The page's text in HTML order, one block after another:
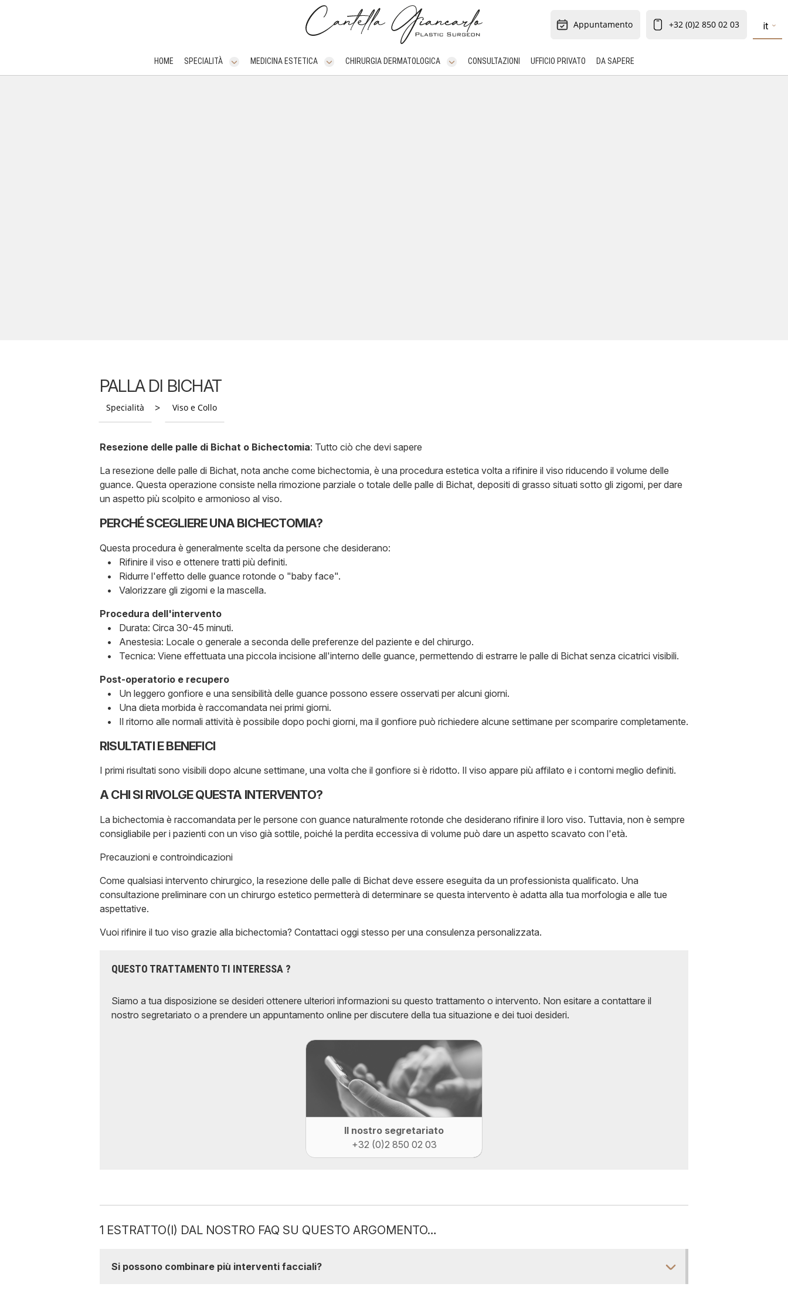
Appuntamento +32 (0)2 850 02 03 it
HOME SPECIALITÀ MEDICINA ESTETICA CHIRURGIA DERMATOLOGICA CONSULTAZIONI UFFICIO PRIVATO DA SAPERE
HOME
PALLA DI BICHAT
Specialità > Viso e Collo
Resezione delle palle di Bichat o Bichectomia: Tutto ciò che devi sapere
La resezione delle palle di Bichat, nota anche come bichectomia, è una procedura estetica volta a rifinire il viso riducendo il volume delle
guance. Questa operazione consiste nella rimozione parziale o totale delle palle di Bichat, depositi di grasso situati sotto gli zigomi, per dare
un aspetto più scolpito e armonioso al viso.
PERCHÉ SCEGLIERE UNA BICHECTOMIA?
Questa procedura è generalmente scelta da persone che desiderano:
• Rifinire il viso e ottenere tratti più definiti.
• Ridurre l'effetto delle guance rotonde o "baby face".
• Valorizzare gli zigomi e la mascella.
Procedura dell'intervento
• Durata: Circa 30-45 minuti.
• Anestesia: Locale o generale a seconda delle preferenze del paziente e del chirurgo.
• Tecnica: Viene effettuata una piccola incisione all'interno delle guance, permettendo di estrarre le palle di Bichat senza cicatrici visibili.
Post-operatorio e recupero
• Un leggero gonfiore e una sensibilità delle guance possono essere osservati per alcuni giorni.
• Una dieta morbida è raccomandata nei primi giorni.
• Il ritorno alle normali attività è possibile dopo pochi giorni, ma il gonfiore può richiedere alcune settimane per scomparire completamente.
RISULTATI E BENEFICI
I primi risultati sono visibili dopo alcune settimane, una volta che il gonfiore si è ridotto. Il viso appare più affilato e i contorni meglio definiti.
A CHI SI RIVOLGE QUESTA INTERVENTO?
La bichectomia è raccomandata per le persone con guance naturalmente rotonde che desiderano rifinire il loro viso. Tuttavia, non è sempre
consigliabile per i pazienti con un viso già sottile, poiché la perdita eccessiva di volume può dare un aspetto scavato con l'età.
Precauzioni e controindicazioni
Come qualsiasi intervento chirurgico, la resezione delle palle di Bichat deve essere eseguita da un professionista qualificato. Una
consultazione preliminare con un chirurgo estetico permetterà di determinare se questa intervento è adatta alla tua morfologia e alle tue
aspettative.
Vuoi rifinire il tuo viso grazie alla bichectomia? Contattaci oggi stesso per una consulenza personalizzata.
QUESTO TRATTAMENTO TI INTERESSA ?
Siamo a tua disposizione se desideri ottenere ulteriori informazioni su questo trattamento o intervento. Non esitare a contattare il
nostro segretariato o a prendere un appuntamento online per discutere della tua situazione e dei tuoi desideri.
Il nostro segretariato
+32 (0)2 850 02 03
1 ESTRATTO(I) DAL NOSTRO FAQ SU QUESTO ARGOMENTO…
Si possono combinare più interventi facciali?